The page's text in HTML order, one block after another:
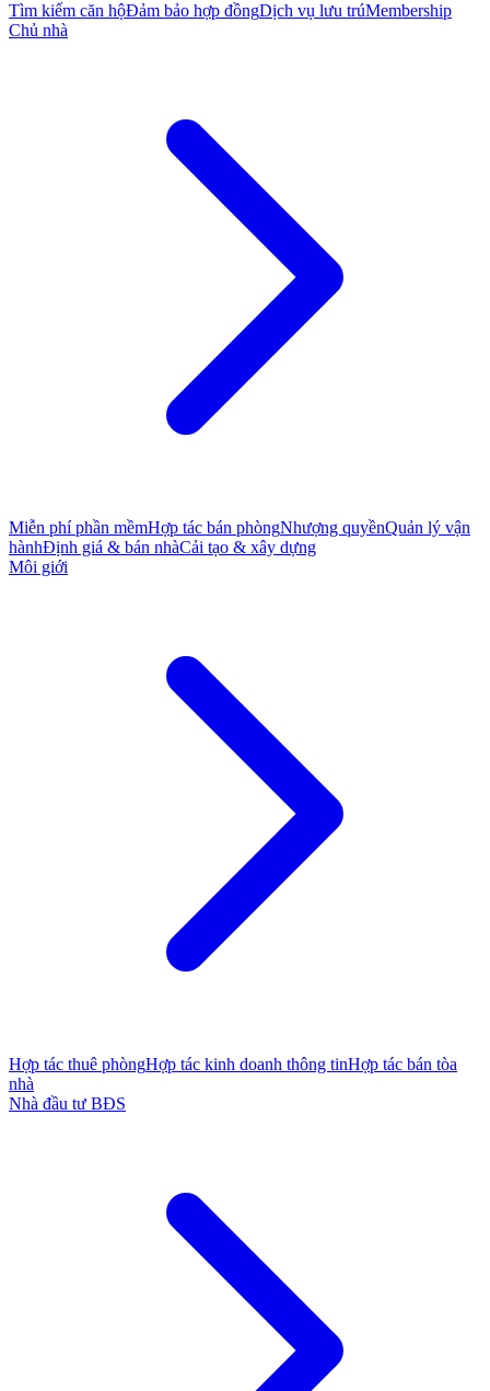
Tìm kiếm căn hộĐảm bảo hợp đồngDịch vụ lưu trúMembership
Chủ nhà
Miễn phí phần mềmHợp tác bán phòngNhượng quyềnQuản lý vận
hànhĐịnh giá & bán nhàCải tạo & xây dựng
Môi giới
Hợp tác thuê phòngHợp tác kinh doanh thông tinHợp tác bán tòa
nhà
Nhà đầu tư BĐS